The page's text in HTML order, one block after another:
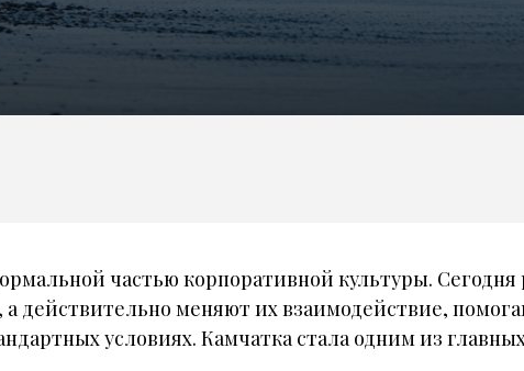
частью корпоративной культуры. Сегодня
действительно меняют их взаимодействие,
условиях. Камчатка стала одним из